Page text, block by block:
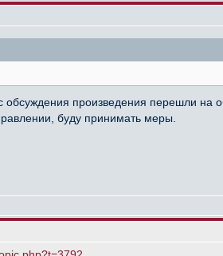
обсуждения произведения перешли
буду принимать меры.